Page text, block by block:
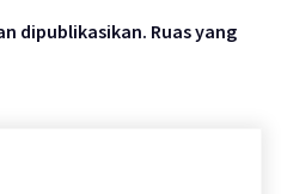
dipublikasikan. Ruas yang